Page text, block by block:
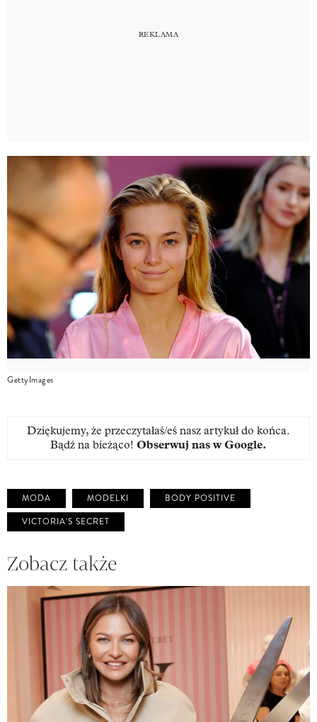
GettyImages
Dziękujemy, że przeczytałaś/eś nasz artykuł do końca.
Bądź na bieżąco! Obserwuj nas w Google.
MODA MODELKI
BODY POSITIVE
VICTORIA'S SECRET
Zobacz także